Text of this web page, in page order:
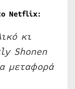
Netflix:
κι
Shonen
μεταφορά